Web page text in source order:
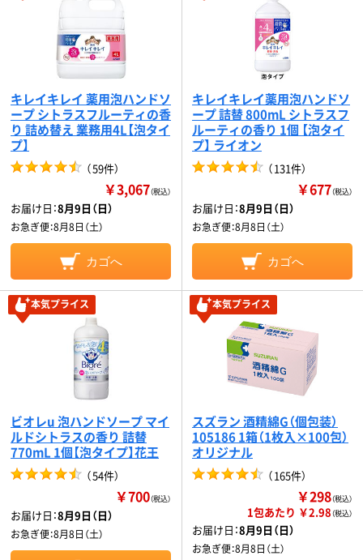
キレイキレイ 薬用泡ハンドソ
ープ シトラスフルーティの香
り 詰め替え 業務用4L【泡タイ
プ】
（59件）
￥3,067（税込）
お届け日：8月9日（日）
お急ぎ便：8月8日（土）
カゴへ
キレイキレイ薬用泡ハンドソ
ープ 詰替 800mL シトラスフ
ルーティの香り 1個 【泡タイ
プ】 ライオン
（131件）
￥677（税込）
お届け日：8月9日（日）
お急ぎ便：8月8日（土）
カゴへ
本気プライス
ビオレu 泡ハンドソープ マイ
ルドシトラスの香り 詰替
770mL 1個【泡タイプ】花王
（54件）
￥700（税込）
お届け日：8月9日（日）
お急ぎ便：8月8日（土）
本気プライス
スズラン 酒精綿G（個包装）
105186 1箱（1枚入×100包）
オリジナル
（165件）
￥298（税込）
1包あたり ￥2.98（税込）
お届け日：8月9日（日）
お急ぎ便：8月8日（土）